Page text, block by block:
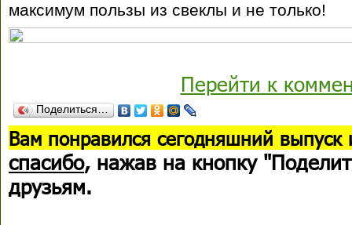
максимум пользы из свеклы и не только!
Перейти к
Поделиться…
Вам понравился сегодняшний выпуск
спасибо, нажав на кнопку
друзьям.